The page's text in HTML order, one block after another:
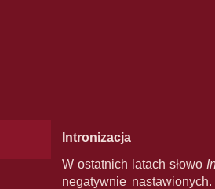
Intronizacja
W ostatnich latach słowo
negatywnie